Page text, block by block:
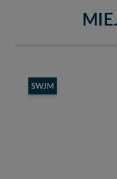
SWJM